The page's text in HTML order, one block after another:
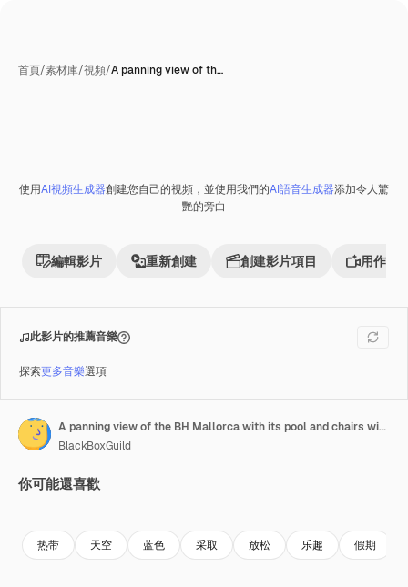
首頁/素材庫/視頻/A panning view of th…
Premium
使用AI視頻生成器創建您自己的視頻，並使用我們的AI語音生成器添加令人驚
艷的旁白
編輯影片 重新創建 創建影片項目 用作參
此影片的推薦音樂
探索更多音樂選項
A panning view of the BH Mallorca with its pool and chairs with no people is the place to stay and be seen in MAGALUF, the party capital of the World
BlackBoxGuild
你可能還喜歡
热带 天空 蓝色 采取 放松 乐趣 假期